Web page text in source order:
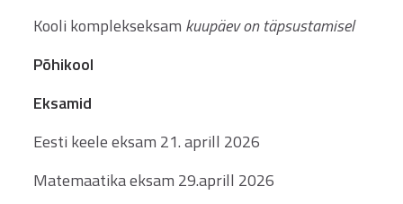
Kooli komplekseksam kuupäev on täpsustamisel
Põhikool
Eksamid
Eesti keele eksam 21. aprill 2026
Matemaatika eksam 29.aprill 2026